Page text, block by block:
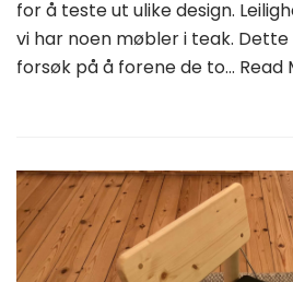
for å teste ut ulike design.
vi har noen møbler i teak.
forsøk på å forene de to… Read